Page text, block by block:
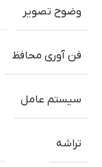
وضوح تصویر
فن آوری محافظ
سیستم عامل
تراشه